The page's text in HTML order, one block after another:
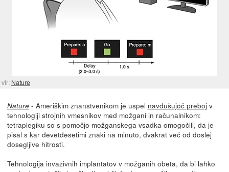
vir: Nature
Nature- Ameriškim znanstvenikom je uspel navdušujoč prebojv
tehnologiji strojnih vmesnikov med možgani in računalnikom:
tetraplegiku so s pomočjo možganskega vsadka omogočili, da je
pisal s kar devetdesetimi znaki na minuto, dvakrat več od doslej
dosegljive hitrosti.
Tehnologija invazivnih implantatov v možganih obeta, da bi lahko